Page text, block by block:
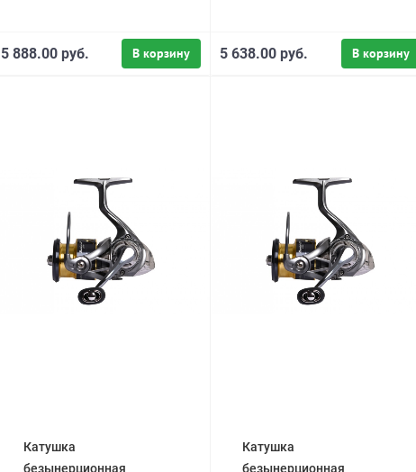
В корзину
5 888.00 руб. В корзину
5 638.00 руб.
Катушка
безынерционная
Катушка
безынерционная